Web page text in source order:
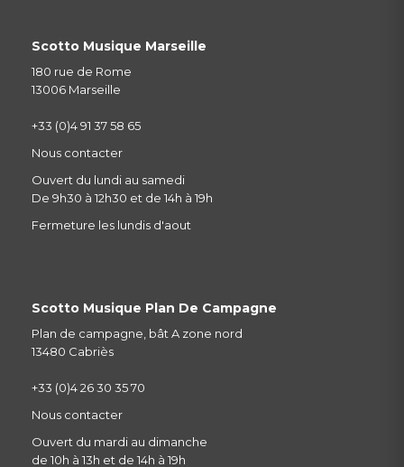
Scotto Musique Marseille
180 rue de Rome
13006 Marseille
+33 (0)4 91 37 58 65
Nous contacter
Ouvert du lundi au samedi
De 9h30 à 12h30 et de 14h à 19h
Fermeture les lundis d'aout
Scotto Musique Plan De Campagne
Plan de campagne, bât A zone nord
13480 Cabriès
+33 (0)4 26 30 35 70
Nous contacter
Ouvert du mardi au dimanche
de 10h à 13h et de 14h à 19h